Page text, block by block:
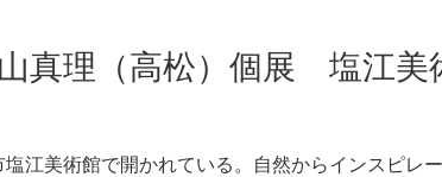
真理（高松）個展 塩江美
江美術館で開かれている。自然からインスピレ